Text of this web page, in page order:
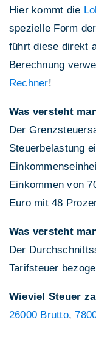
Hier kommt die
spezielle Form
führt diese direkt
Berechnung
Rechner!
Was versteht
Der
Steuerbelastung
Einkommen von
Euro mit 48
Was versteht
Der
Tarifsteuer
Wieviel Steuer
26000 Brutto,